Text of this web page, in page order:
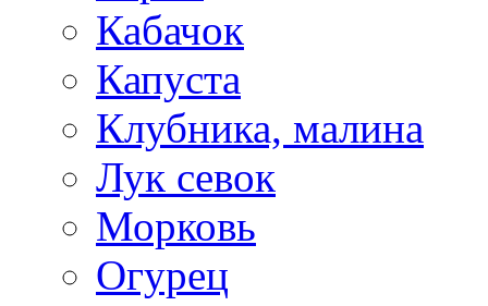
Кабачок
Капуста
Клубника, малина
Лук севок
Морковь
Огурец